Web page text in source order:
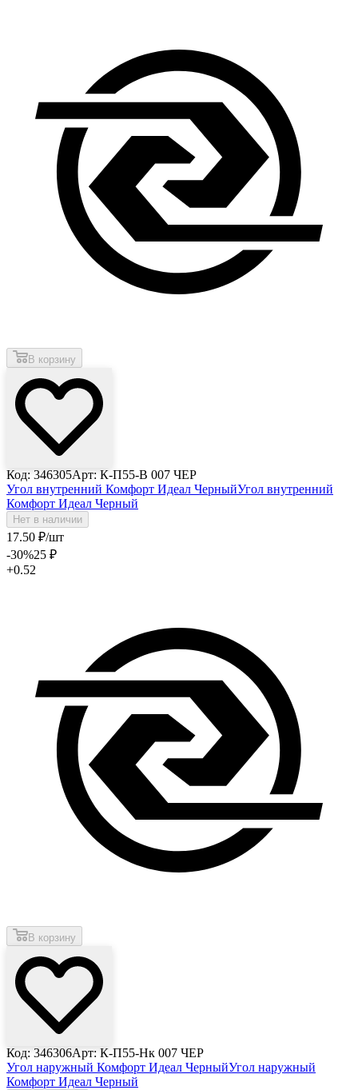
В корзину
Код: 346305Арт: К-П55-В 007 ЧЕР
Угол внутренний Комфорт Идеал ЧерныйУгол внутренний
Комфорт Идеал Черный
Нет в наличии
17.50 ₽/шт
-30%25 ₽
+0.52
В корзину
Код: 346306Арт: К-П55-Нк 007 ЧЕР
Угол наружный Комфорт Идеал ЧерныйУгол наружный
Комфорт Идеал Черный